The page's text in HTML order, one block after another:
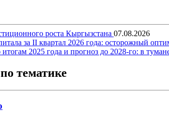
роста Кыргызстана 07.08.2026
за II квартал 2026 года: осторожный
2025 года и прогноз до 2028-го: в
тематике